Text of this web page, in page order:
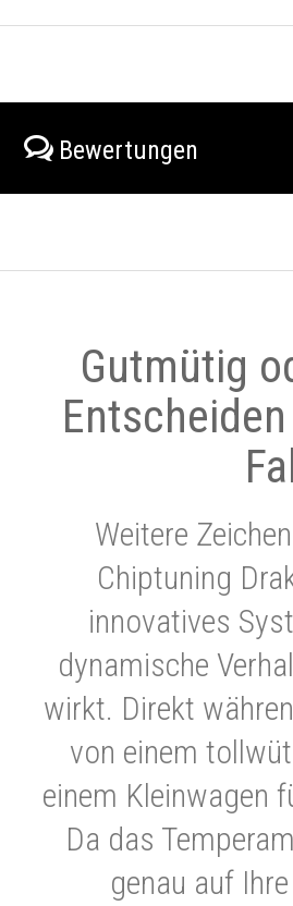
Bewertungen
Gutmütig
Weitere
Chiptuning
innovatives
dynamische
wirkt. Direkt
von einem
einem Kleinwagen
Da das
genau auf